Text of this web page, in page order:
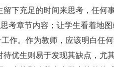
下充足的时间来思考，任何
考章节内容；让学生看着地
作。作为教师，应该明白任
优生则易于发现其缺点，尤